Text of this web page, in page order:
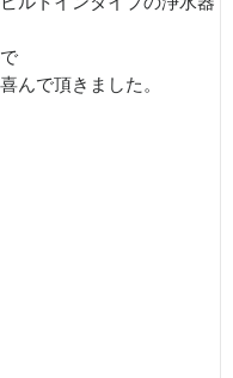
んで頂きました。